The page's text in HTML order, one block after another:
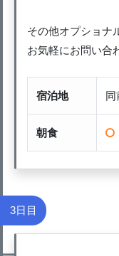
その他オプショナ
お気軽にお問い合
宿泊地 同
朝食
3日目